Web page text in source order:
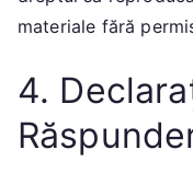
materiale fără
4.